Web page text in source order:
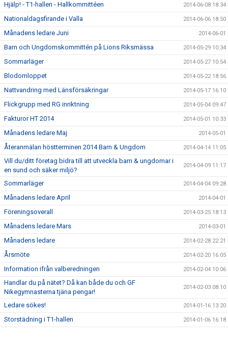
Hjälp! - T1-hallen - Hallkommittéen 2014-06-08 18:34
Nationaldagsfirande i Valla 2014-06-06 18:50
Månadens ledare Juni 2014-06-01
Barn och Ungdomskommittén på Lions Riksmässa 2014-05-29 10:34
Sommarläger 2014-05-27 10:54
Blodomloppet 2014-05-22 18:56
Nattvandring med Länsförsäkringar 2014-05-17 16:10
Flickgrupp med RG inriktning 2014-05-04 09:47
Fakturor HT 2014 2014-05-01 10:33
Månadens ledare Maj 2014-05-01
Återanmälan höstterminen 2014 Barn & Ungdom 2014-04-14 11:05
Vill du/ditt företag bidra till att utveckla barn & ungdomar i
en sund och säker miljö?
2014-04-09 11:17
Sommarläger 2014-04-04 09:28
Månadens ledare April 2014-04-01
Föreningsoverall 2014-03-25 18:13
Månadens ledare Mars 2014-03-01
Månadens ledare 2014-02-28 22:21
Årsmöte 2014-02-20 16:05
Information ifrån valberedningen 2014-02-04 10:06
Handlar du på nätet? Då kan både du och GF
Nikegymnasterna tjäna pengar!
2014-02-03 08:10
Ledare sökes! 2014-01-16 13:20
Storstädning i T1-hallen 2014-01-06 16:18